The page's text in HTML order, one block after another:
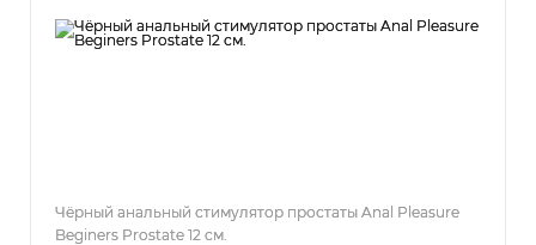
Чёрный анальный стимулятор простаты Anal Pleasure
Beginers Prostate 12 см.